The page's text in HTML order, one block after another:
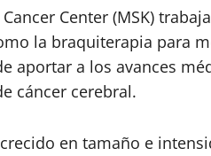
Center (MSK)
la braquiterapia para
aportar a los avances
cáncer cerebral.
en tamaño e